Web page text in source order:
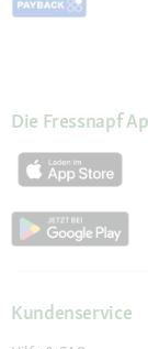
Die Fressnapf
Kundenservice